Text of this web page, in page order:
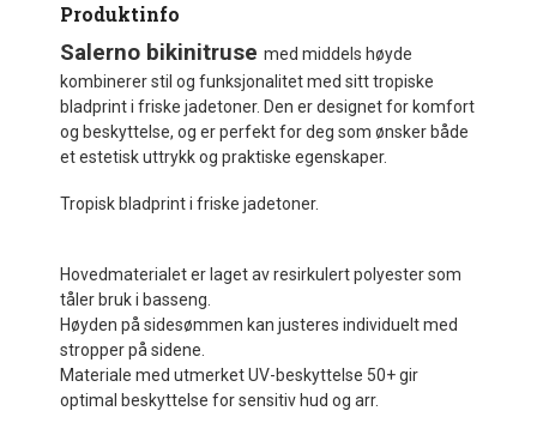
Produktinfo
Salerno bikinitruse med middels høyde
kombinerer stil og funksjonalitet med sitt tropiske
bladprint i friske jadetoner. Den er designet for komfort
og beskyttelse, og er perfekt for deg som ønsker både
et estetisk uttrykk og praktiske egenskaper.
Tropisk bladprint i friske jadetoner.
Hovedmaterialet er laget av resirkulert polyester som
tåler bruk i basseng.
Høyden på sidesømmen kan justeres individuelt med
stropper på sidene.
Materiale med utmerket UV-beskyttelse 50+ gir
optimal beskyttelse for sensitiv hud og arr.